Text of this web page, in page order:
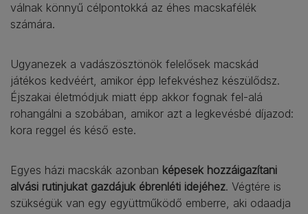
válnak könnyű célpontokká az éhes macskafélék
számára.
Ugyanezek a vadászösztönök felelősek macskád
játékos kedvéért, amikor épp lefekvéshez készülődsz.
Éjszakai életmódjuk miatt épp akkor fognak fel-alá
rohangálni a szobában, amikor azt a legkevésbé díjazod:
kora reggel és késő este.
Egyes házi macskák azonban képesek hozzáigazítani
alvási rutinjukat gazdájuk ébrenléti idejéhez. Végtére is
szükségük van egy együttműködő emberre, aki odaadja